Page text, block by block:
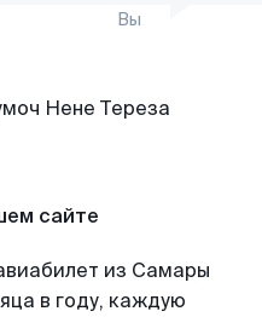
Вы
сайте
из Самары
в году, каждую